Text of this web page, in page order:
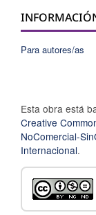
Para autores/as
Esta obra está
Creative
NoComercial-
Internacional.